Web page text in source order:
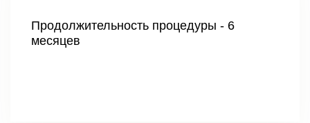
Продолжительность процедуры - 6
месяцев